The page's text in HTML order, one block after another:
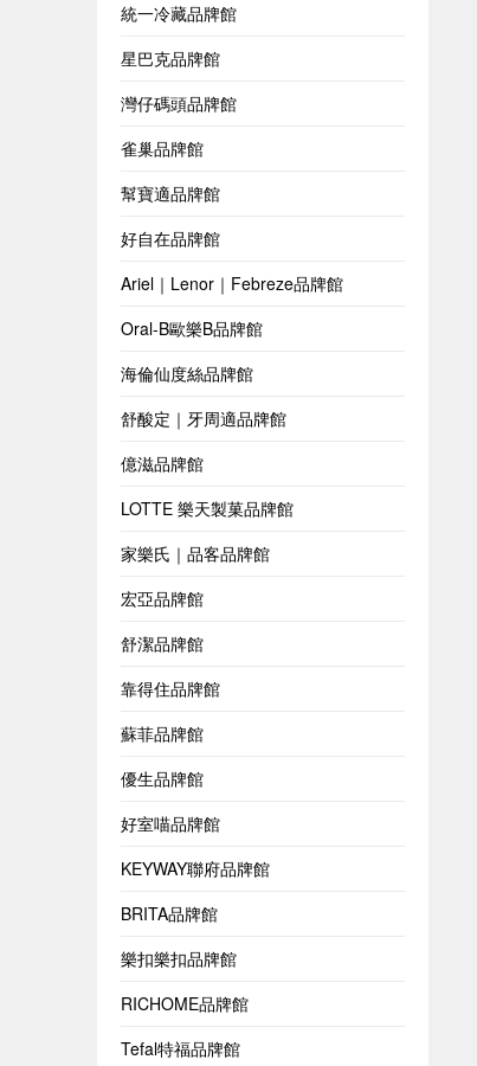
統一冷藏品牌館
星巴克品牌館
灣仔碼頭品牌館
雀巢品牌館
幫寶適品牌館
好自在品牌館
Ariel｜Lenor｜Febreze品牌館
Oral-B歐樂B品牌館
海倫仙度絲品牌館
舒酸定｜牙周適品牌館
億滋品牌館
LOTTE 樂天製菓品牌館
家樂氏｜品客品牌館
宏亞品牌館
舒潔品牌館
靠得住品牌館
蘇菲品牌館
優生品牌館
好室喵品牌館
KEYWAY聯府品牌館
BRITA品牌館
樂扣樂扣品牌館
RICHOME品牌館
Tefal特福品牌館